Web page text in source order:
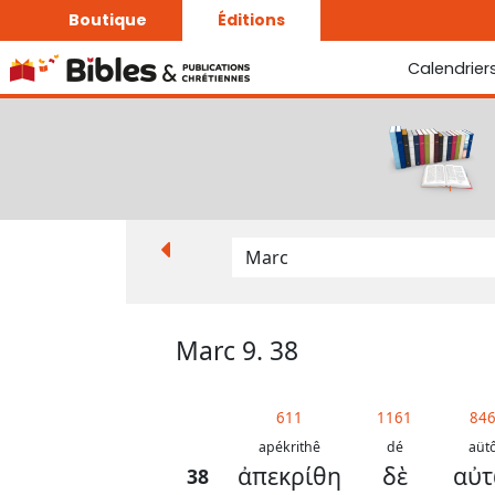
Boutique Éditions
La Bonne Semence
Le Seigneur est proche
Marc 9. 38
38
611
apékrithê
ἀπεκρίθη
1161
dé
δὲ
846